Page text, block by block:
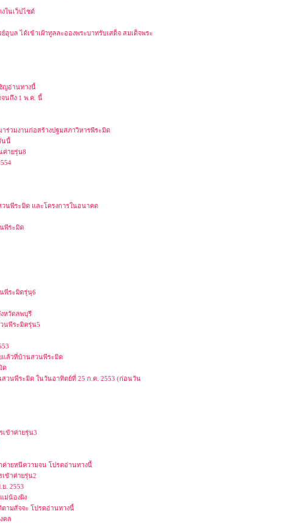
ในเว็ปไซต์
บล ได้เข้าเฝ้าทูลละอองพระบาทรับเสด็จ สมเด็จพระ
ญอ่านทางนี้
จนถึง 1 พ.ค. นี้
ร่วมงานก่อสร้างปฐมสภาวิหารพีระมิด
นนี้
ค่ายรุ่น8
นพีระมิด และโครงการในอนาคต
พีระมิด
พีระมิดรุ่นุ6
หวัดลพบุรี
นพีระมิดรุ่น5
แล้วที่บ้านสวนพีระมิด
ด
วนพีระมิด ในวันอาทิตย์ที่ 25 ก.ค. 2553 (ก่อนวัน
เข้าค่ายรุ่น3
ค่ายหนีความจน โปรดอ่านทางนี้
ข้าค่ายรุ่น2
. 2553
ม่น้องผิง
ามสัจจะ โปรดอ่านทางนี้
คล